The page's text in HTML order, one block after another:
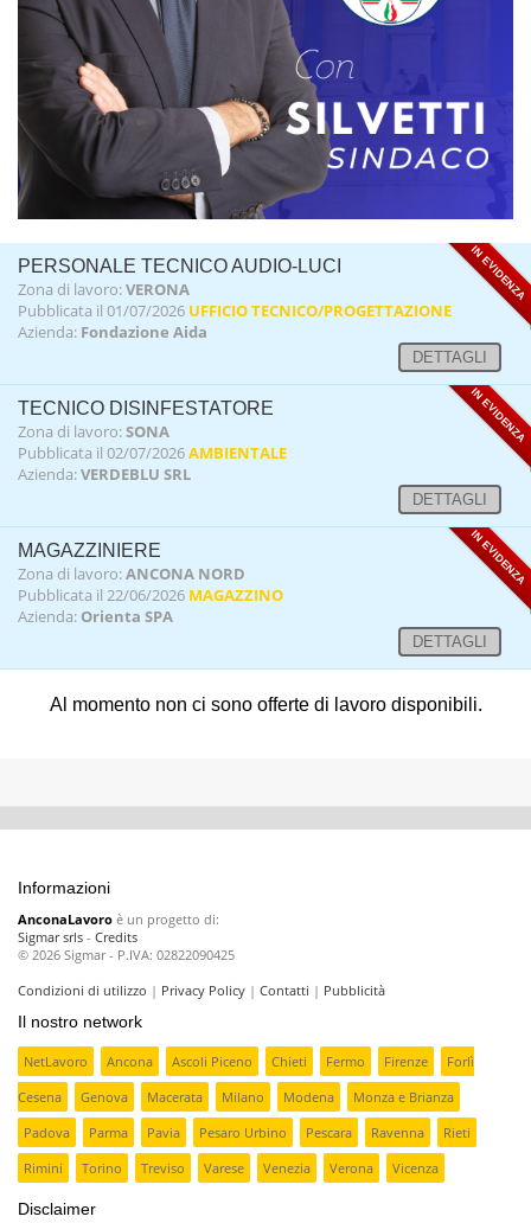
IN EVIDENZA
PERSONALE TECNICO AUDIO-LUCI
Zona di lavoro:VERONA
Pubblicata il 01/07/2026 UFFICIO TECNICO/PROGETTAZIONE
Azienda: Fondazione Aida
DETTAGLI
IN EVIDENZA
TECNICO DISINFESTATORE
Zona di lavoro:SONA
Pubblicata il 02/07/2026AMBIENTALE
Azienda:VERDEBLU SRL
DETTAGLI
IN EVIDENZA
MAGAZZINIERE
Zona di lavoro:ANCONA NORD
Pubblicata il 22/06/2026 MAGAZZINO
Azienda:Orienta SPA
DETTAGLI
Al momento non ci sono offerte di lavoro disponibili.
Informazioni
AnconaLavoro è un progetto di:
Sigmar srls - Credits
© 2026 Sigmar - P.IVA: 02822090425
Condizioni di utilizzo | Privacy Policy | Contatti | Pubblicità
Il nostro network
NetLavoro Ancona Ascoli Piceno Chieti Fermo Firenze
Forlì
Cesena
Genova Macerata Milano Modena
Monza e Brianza
Padova
Parma Pavia Pesaro Urbino Pescara Ravenna
Rieti
Rimini
Torino Treviso Varese Venezia Verona Vicenza
Disclaimer